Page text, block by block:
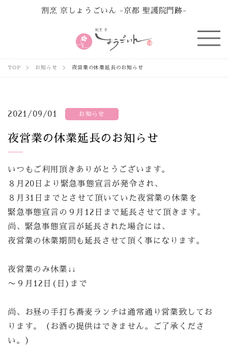
割烹 京しょうごいん -京都 聖護院門跡-
TOP お知らせ 夜営業の休業延長のお知らせ
2021/09/01 お知らせ
夜営業の休業延長のお知らせ
いつもご利用頂きありがとうございます。
８月20日より緊急事態宣言が発令され、
８月31日までとさせて頂いていた夜営業の休業を
緊急事態宣言の９月12日まで延長させて頂きます。
尚、緊急事態宣言が延長された場合には、
夜営業の休業期間も延長させて頂く事になります。
夜営業のみ休業↓↓
〜９月12日(日)まで
尚、お昼の手打ち蕎麦ランチは通常通り営業致してお
ります。（お酒の提供はできません。ご了承くださ
い。）